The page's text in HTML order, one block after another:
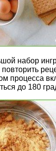
набор
процесса
до 180